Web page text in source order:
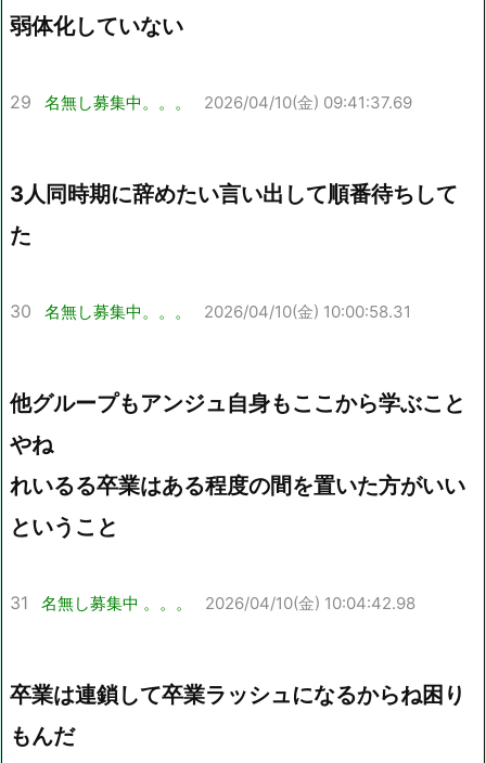
弱体化していない
29 名無し募集中。。。 2026/04/10(金) 09:41:37.69
3人同時期に辞めたい言い出して順番待ちして
た
30 名無し募集中。。。 2026/04/10(金) 10:00:58.31
他グループもアンジュ自身もここから学ぶこと
やね
れいるる卒業はある程度の間を置いた方がいい
ということ
31 名無し募集中 。。。 2026/04/10(金) 10:04:42.98
卒業は連鎖して卒業ラッシュになるからね困り
もんだ